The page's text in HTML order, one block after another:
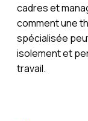
cadres et
comment une
spécialisée
isolement et
travail.